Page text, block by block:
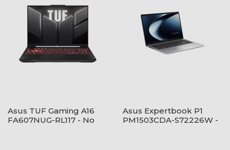
Asus TUF Gaming A16
FA607NUG-RL117 - No
Asus Expertbook P1
PM1503CDA-S72226W -